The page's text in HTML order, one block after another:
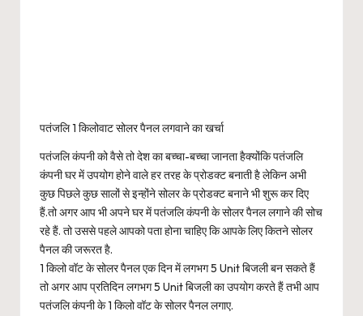
पतंजलि 1 किलोवाट सोलर पैनल लगवाने का खर्चा
पतंजलि कंपनी को वैसे तो देश का बच्चा-बच्चा जानता हैक्योंकि पतंजलि
कंपनी घर में उपयोग होने वाले हर तरह के प्रोडक्ट बनाती है लेकिन अभी
कुछ पिछले कुछ सालों से इन्होंने सोलर के प्रोडक्ट बनाने भी शुरू कर दिए
हैं.तो अगर आप भी अपने घर में पतंजलि कंपनी के सोलर पैनल लगाने की सोच
रहे हैं. तो उससे पहले आपको पता होना चाहिए कि आपके लिए कितने सोलर
पैनल की जरूरत है.
1 किलो वॉट के सोलर पैनल एक दिन में लगभग 5 Unit बिजली बन सकते हैं
तो अगर आप प्रतिदिन लगभग 5 Unit बिजली का उपयोग करते हैं तभी आप
पतंजलि कंपनी के 1 किलो वॉट के सोलर पैनल लगाए.